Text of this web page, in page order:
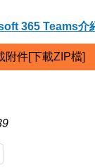
365 Teams介
附件[下載ZIP檔]